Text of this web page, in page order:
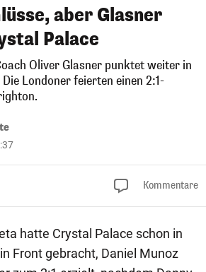
aber Glasner
Palace
Oliver Glasner punktet weiter in
Londoner feierten einen 2:1-
Kommentare
hatte Crystal Palace schon in
Front gebracht, Daniel Munoz